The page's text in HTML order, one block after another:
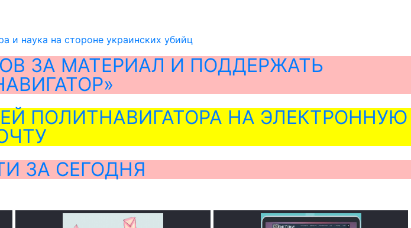
и наука на стороне украинских убийц
ЗА МАТЕРИАЛ И ПОДДЕРЖАТЬ
ПОЛИТНАВИГАТОРА НА ЭЛЕКТРОННУЮ
ЗА СЕГОДНЯ